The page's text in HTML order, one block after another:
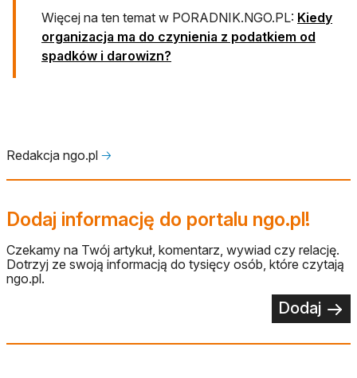
Więcej na ten temat w PORADNIK.NGO.PL: Kiedy
organizacja ma do czynienia z podatkiem od
spadków i darowizn?
Redakcja ngo.pl 🡢
Dodaj informację do portalu ngo.pl!
Czekamy na Twój artykuł, komentarz, wywiad czy relację.
Dotrzyj ze swoją informacją do tysięcy osób, które czytają
ngo.pl.
Dodaj